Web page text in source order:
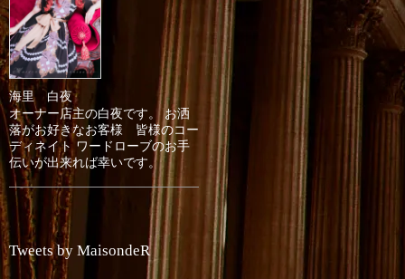
海里 白夜
オーナー店主の白夜です。 お洒
落がお好きなお客様 皆様のコー
ディネイト ワードローブのお手
伝いが出来れば幸いです。
Tweets by MaisondeR